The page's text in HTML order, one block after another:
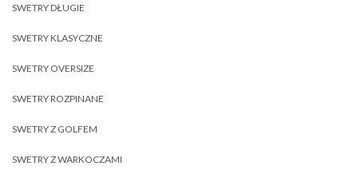
SWETRY DŁUGIE
SWETRY KLASYCZNE
SWETRY OVERSIZE
SWETRY ROZPINANE
SWETRY Z GOLFEM
SWETRY Z WARKOCZAMI